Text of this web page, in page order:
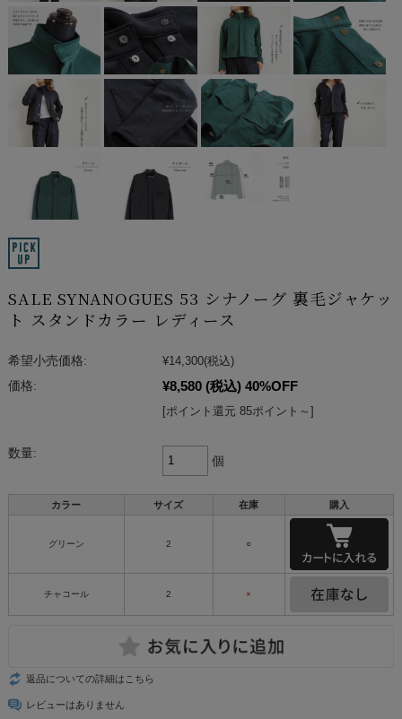
SALE SYNANOGUES 53 シナノーグ 裏毛ジャケッ
ト スタンドカラー レディース
希望小売価格: ¥14,300(税込)
価格:
¥8,580 (税込) 40%OFF
[ポイント還元 85ポイント～]
数量:
個
カラー サイズ 在庫 購入
グリーン 2 ○
チャコール 2 ×
返品についての詳細はこちら
レビューはありません